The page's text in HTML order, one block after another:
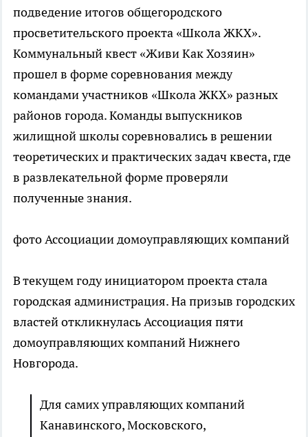
подведение итогов общегородского
просветительского проекта «Школа ЖКХ».
Коммунальный квест «Живи Как Хозяин»
прошел в форме соревнования между
командами участников «Школа ЖКХ» разных
районов города. Команды выпускников
жилищной школы соревновались в решении
теоретических и практических задач квеста, где
в развлекательной форме проверяли
полученные знания.
фото Ассоциации домоуправляющих компаний
В текущем году инициатором проекта стала
городская администрация. На призыв городских
властей откликнулась Ассоциация пяти
домоуправляющих компаний Нижнего
Новгорода.
Для самих управляющих компаний
Канавинского, Московского,